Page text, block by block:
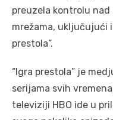
preuzela kontrolu nad
mrežama, uključujući
prestola”.
“Igra prestola” je
serijama svih
televiziji HBO ide u